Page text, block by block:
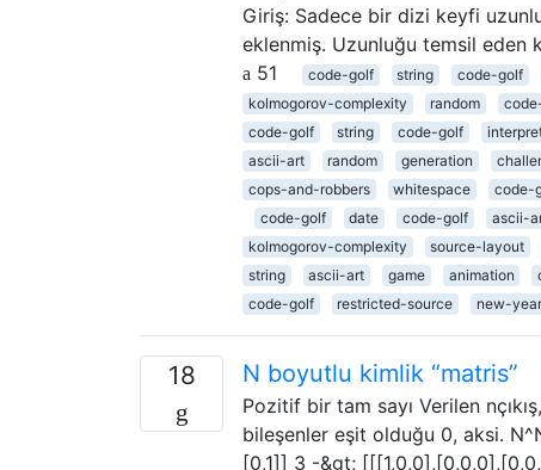
Giriş: Sadece bir dizi keyfi
eklenmiş. Uzunluğu temsil eden
51
code-golf string code-golf
kolmogorov-complexity
random
code-golf
string code-golf
ascii-art
random generation
cops-and-robbers
whitespace code-
code-golf
date code-golf ascii-
kolmogorov-complexity
source-layout
string
ascii-art game animation
code-golf
restricted-source new-
18 N boyutlu kimlik “matris”
Pozitif bir tam sayı Verilen
bileşenler eşit olduğu 0, aksi.
[0,1]] 3 -&gt;